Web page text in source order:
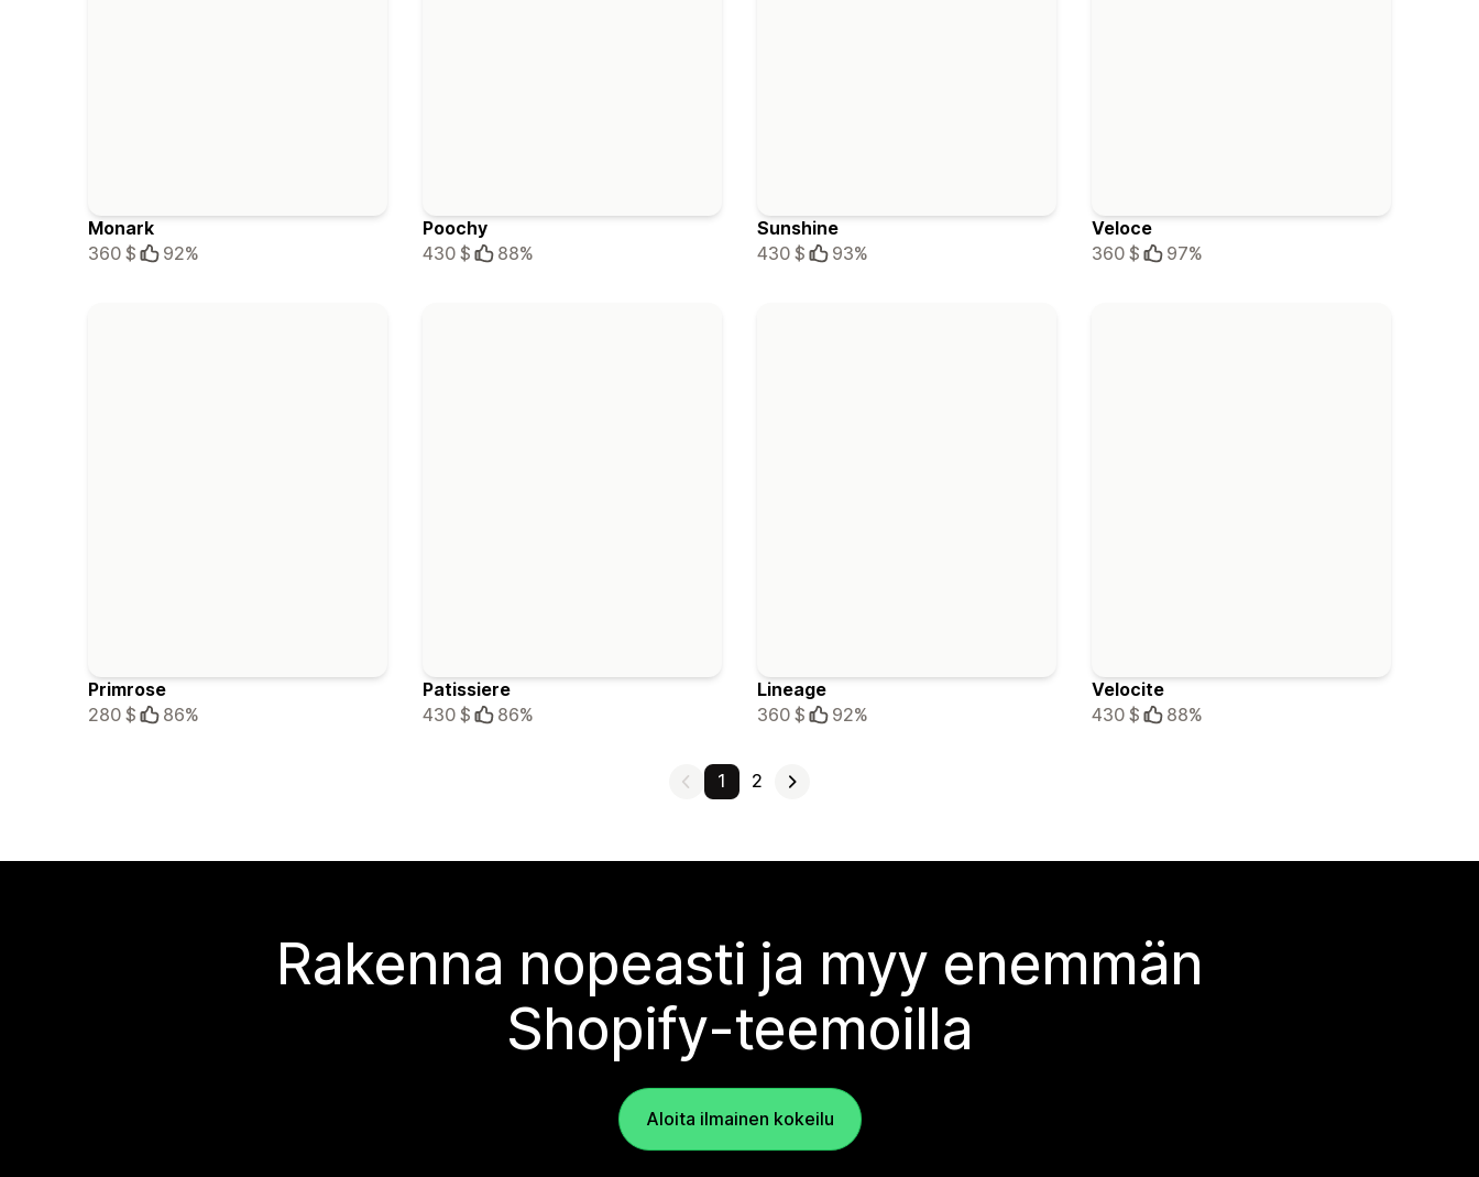
Monark
360 $
92%
Poochy
430 $
88%
Sunshine
430 $
93%
Veloce
360 $
97%
Primrose
280 $
86%
Patissiere
430 $
86%
Lineage
360 $
92%
Velocite
430 $
88%
1 2
Rakenna nopeasti ja myy enemmän
Shopify-teemoilla
Aloita ilmainen kokeilu